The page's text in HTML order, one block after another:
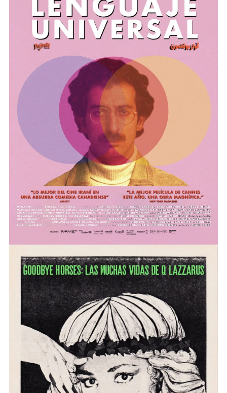
LENGUAJE UNIVERSAL
GOODBYE HORSES: LAS MUCHAS VIDAS DE Q